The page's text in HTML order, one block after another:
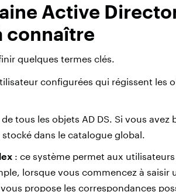
Active
connaître
quelques termes clés.
configurées qui régissent les
tous les objets AD DS. Si vous avez
dans le catalogue global.
: ce système permet aux
lorsque vous commencez à saisir
propose les correspondances